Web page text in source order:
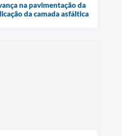
na pavimentação da
da camada asfáltica